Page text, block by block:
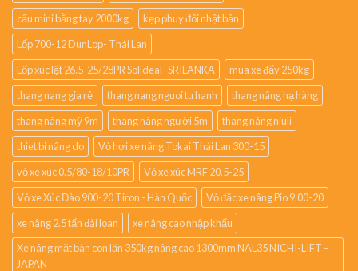
cẩu mini bằng tay 2000kg
kẹp phuy đôi nhật bản
Lốp 700-12 DunLop- Thái Lan
Lốp xúc lật 26.5-25/28PR Solideal- SRILANKA
mua xe đẩy 250kg
thang nang gia rẻ
thang nang nguoi tu hanh
thang nâng hạ hàng
thang nâng mỹ 9m
thang nâng người 5m
thang nâng niuli
thiet bi nâng do
Vỏ hơi xe nâng Tokai Thái Lan 300-15
vỏ xe xúc 0.5/80-18/10PR
Vỏ xe xúc MRF 20.5-25
Vỏ xe Xúc Đào 900-20 Tiron - Hàn Quốc
Vỏ đặc xe nâng Pio 9.00-20
xe nâng 2.5 tấn đài loan
xe nâng cao nhập khẩu
Xe nâng mặt bàn con lăn 350kg nâng cao 1300mm NAL35 NICHI-LIFT –
JAPAN